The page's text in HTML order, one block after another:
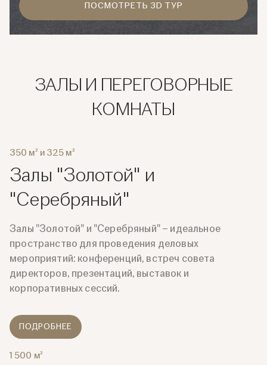
ПОСМОТРЕТЬ 3D ТУР
ЗАЛЫ И ПЕРЕГОВОРНЫЕ
КОМНАТЫ
350 м² и 325 м²
Залы "Золотой" и
"Серебряный"
Залы "Золотой" и "Серебряный" – идеальное
пространство для проведения деловых
мероприятий: конференций, встреч совета
директоров, презентаций, выставок и
корпоративных сессий.
ПОДРОБНЕЕ
1 500 м²